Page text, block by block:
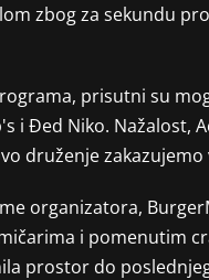
zbog za sekundu
prisutni su
i Đed Niko. Nažalost,
druženje
organizatora,
i pomenutim
prostor do